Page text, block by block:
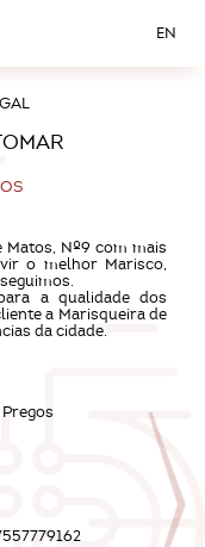
EN
Nº9 com mais
o melhor Marisco,
a qualidade dos
a Marisqueira de
da cidade.